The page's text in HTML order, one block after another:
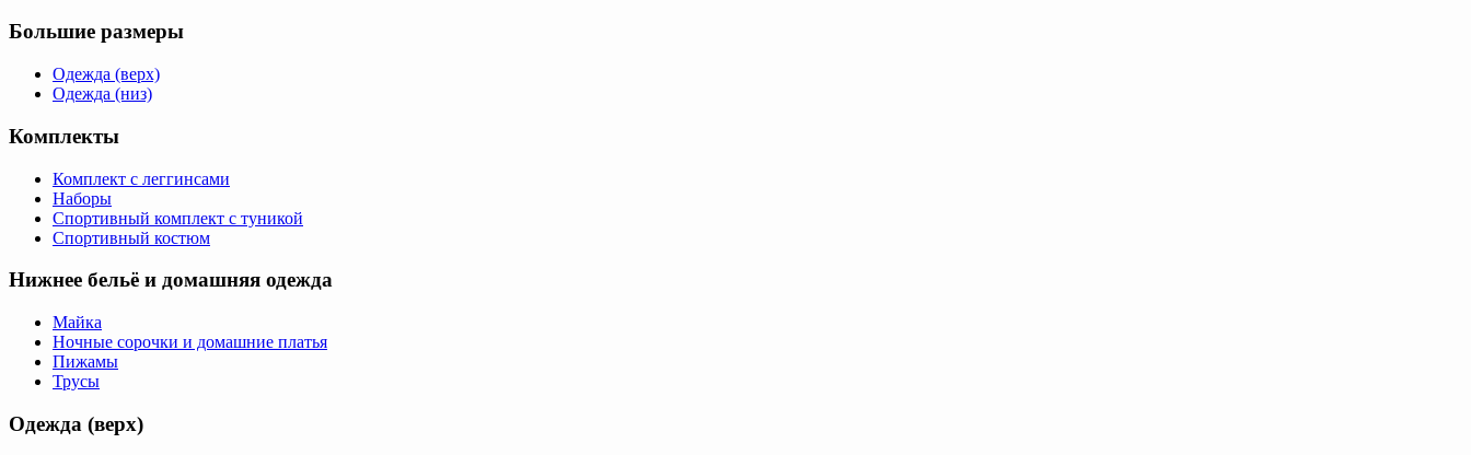
Большие размеры
Одежда (верх)
Одежда (низ)
Комплекты
Комплект с леггинсами
Наборы
Спортивный комплект с туникой
Спортивный костюм
Нижнее бельё и домашняя одежда
Майка
Ночные сорочки и домашние платья
Пижамы
Трусы
Одежда (верх)